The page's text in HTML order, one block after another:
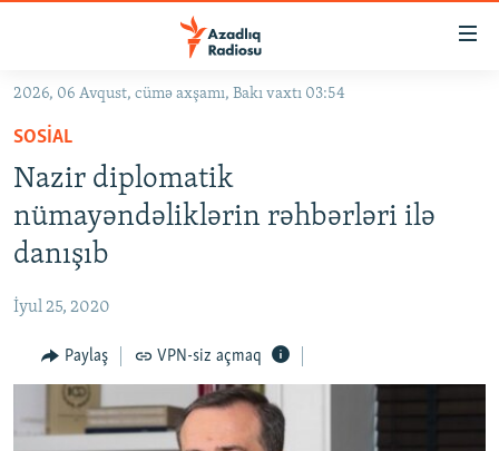
Əsas
qayıt
Əsas
qayıt
Axtarışa
GÜNDƏM
KORRUPSIOMETR
#ƏSLINDƏ
QANUNI DOĞRU
ARAŞDIRMA
MULTIMEDIA
VIDEO
RADIO ARXIV
2026, 06 Avqust, cümə axşamı, Bakı vaxtı 03:54
SOSIAL
Nazir diplomatik
nümayəndəliklərin rəhbərləri ilə
danışıb
İyul 25, 2020
Paylaş VPN-siz açmaq